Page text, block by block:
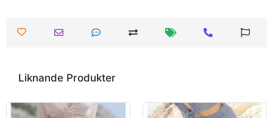
Liknande Produkter